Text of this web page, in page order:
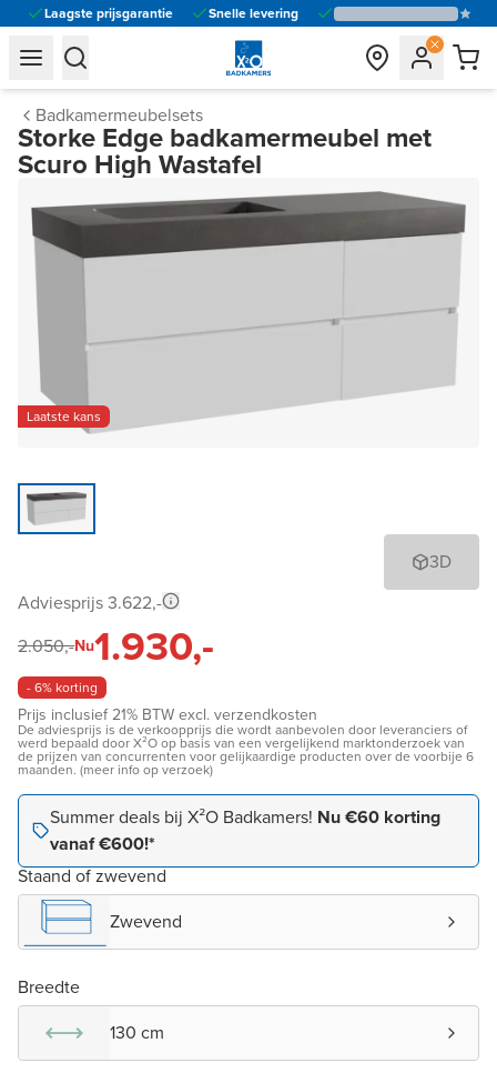
Laagste prijsgarantie Snelle levering
general.navigation.toggle_menu.label
general.navigation.toggle_menu.label
Badkamermeubelsets
Storke Edge badkamermeubel met
Scuro High Wastafel
Laatste kans
3D
Adviesprijs 3.622,-
2.050,-Nu1.930,-
- 6% korting
Prijs inclusief 21% BTW excl. verzendkosten
De adviesprijs is de verkoopprijs die wordt aanbevolen door leveranciers of
werd bepaald door X²O op basis van een vergelijkend marktonderzoek van
de prijzen van concurrenten voor gelijkaardige producten over de voorbije 6
maanden. (meer info op verzoek)
Summer deals bij X²O Badkamers! Nu €60 korting
vanaf €600!*
Staand of zwevend
Zwevend
Breedte
130 cm